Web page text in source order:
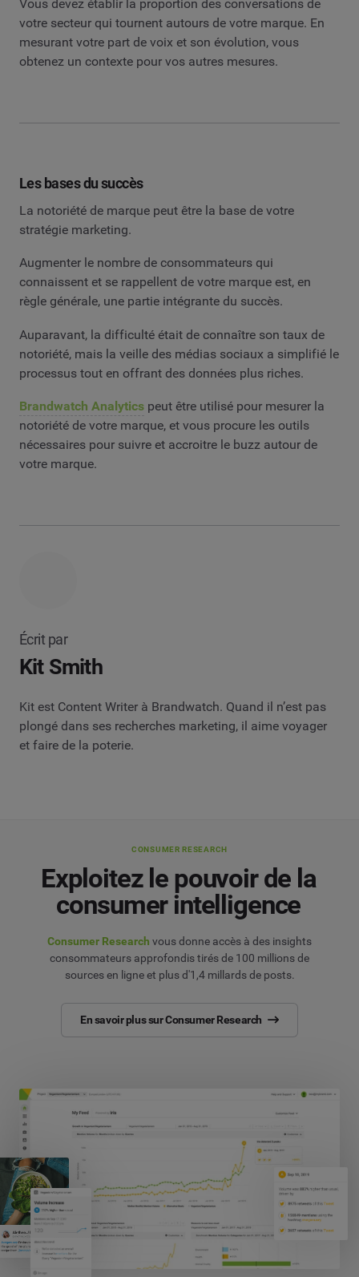
Vous devez établir la proportion des conversations de
votre secteur qui tournent autours de votre marque. En
mesurant votre part de voix et son évolution, vous
obtenez un contexte pour vos autres mesures.
Les bases du succès
La notoriété de marque peut être la base de votre
stratégie marketing.
Augmenter le nombre de consommateurs qui
connaissent et se rappellent de votre marque est, en
règle générale, une partie intégrante du succès.
Auparavant, la difficulté était de connaître son taux de
notoriété, mais la veille des médias sociaux a simplifié le
processus tout en offrant des données plus riches.
Brandwatch Analytics peut être utilisé pour mesurer la
notoriété de votre marque, et vous procure les outils
nécessaires pour suivre et accroitre le buzz autour de
votre marque.
Écrit par
Kit Smith
Kit est Content Writer à Brandwatch. Quand il n’est pas
plongé dans ses recherches marketing, il aime voyager
et faire de la poterie.
CONSUMER RESEARCH
Exploitez le pouvoir de la
consumer intelligence
Consumer Research vous donne accès à des insights
consommateurs approfondis tirés de 100 millions de
sources en ligne et plus d'1,4 millards de posts.
En savoir plus sur Consumer Research